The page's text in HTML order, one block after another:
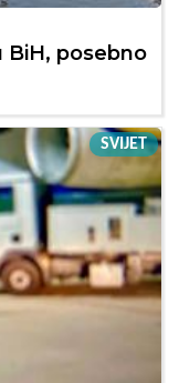
BiH, posebno
SVIJET